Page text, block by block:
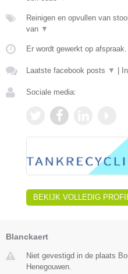
Reinigen en opvullen van
van ▼
Er wordt gewerkt op afspraak.
Laatste facebook posts ▼ |
Sociale media:
BEKIJK VOLLEDIG
Blanckaert
Niet gevestigd in de plaats
Henegouwen.